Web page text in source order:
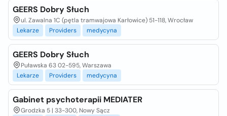
GEERS Dobry Słuch
ul. Zawalna 1C (pętla tramwajowa Karłowice) 51-118, Wrocław
Lekarze
Providers medycyna
GEERS Dobry Słuch
Puławska 63 02-595, Warszawa
Lekarze
Providers medycyna
Gabinet psychoterapii MEDIATER
Grodzka 5 | 33-300, Nowy Sącz